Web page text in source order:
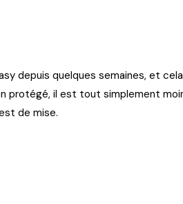
depuis quelques semaines, et
protégé, il est tout simplement
de mise.